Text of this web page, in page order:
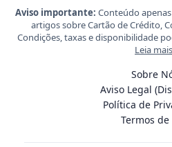
Aviso importante: Conteúdo
artigos sobre Cartão de Crédito,
Condições, taxas e disponibilidade
Leia mais
Sobre
Aviso Legal
Política de
Termos de